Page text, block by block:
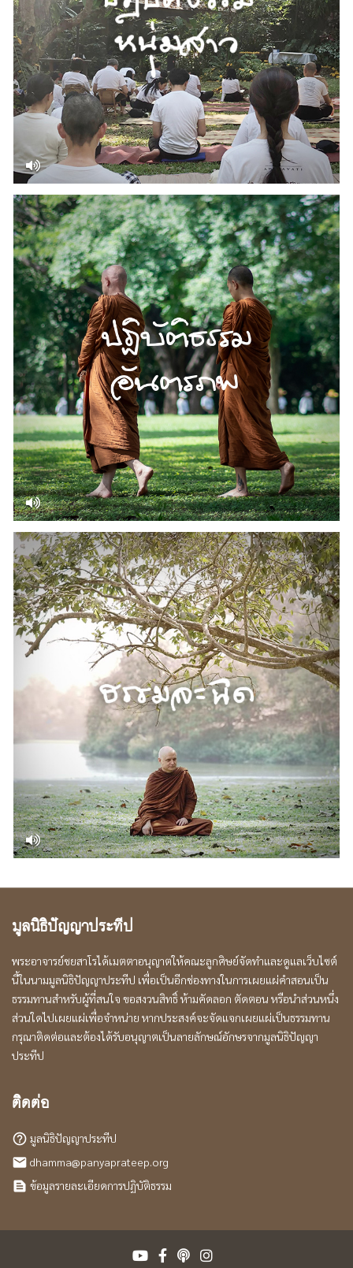
มูลนิธิปัญญาประทีป
พระอาจารย์ชยสาโรได้เมตตาอนุญาตให้คณะลูกศิษย์จัดทำและดูแลเว็บไซต์
นี้ในนามมูลนิธิปัญญาประทีป เพื่อเป็นอีกช่องทางในการเผยแผ่คำสอนเป็น
ธรรมทานสำหรับผู้ที่สนใจ ขอสงวนสิทธิ์ ห้ามคัดลอก ตัดตอน หรือนำส่วนหนึ่ง
ส่วนใดไปเผยแผ่เพื่อจำหน่าย หากประสงค์จะจัดแจกเผยแผ่เป็นธรรมทาน
กรุณาติดต่อและต้องได้รับอนุญาตเป็นลายลักษณ์อักษรจากมูลนิธิปัญญา
ประทีป
ติดต่อ
help_outline มูลนิธิปัญญาประทีป
local_post_office dhamma@panyaprateep.org
text_snippet ข้อมูลรายละเอียดการปฏิบัติธรรม